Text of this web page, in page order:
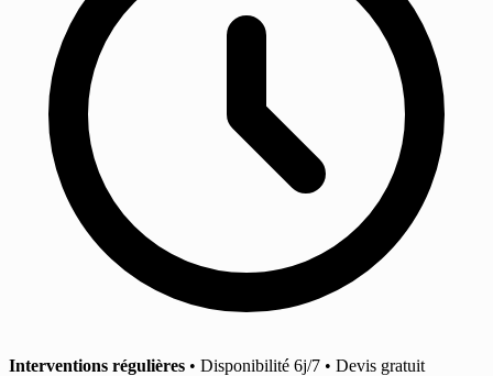
Interventions régulières • Disponibilité 6j/7 • Devis gratuit